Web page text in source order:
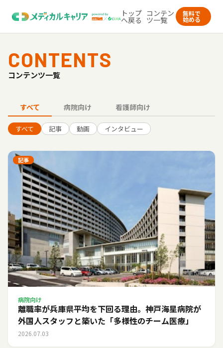
トップ
へ戻る
コンテン
ツ一覧
無料で
始める
CONTENTS
コンテンツ一覧
すべて 病院向け 看護師向け
すべて 記事 動画 インタビュー
記事
病院向け
離職率が兵庫県平均を下回る理由。神戸海星病院が
外国人スタッフと築いた「多様性のチーム医療」
2026.07.03